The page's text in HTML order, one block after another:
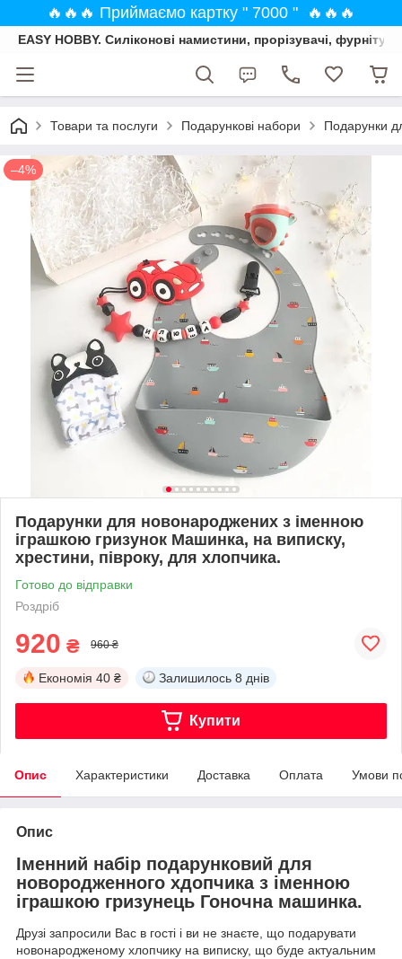
🔥🔥🔥 Приймаємо картку " 7000 " 🔥🔥🔥
EASY HOBBY. Силіконові намистини, прорізувачі,
Товари та послуги Подарункові набори Подарунки
–4%
Подарунки для новонароджених з іменною
іграшкою гризунок Машинка, на виписку,
хрестини, півроку, для хлопчика.
Готово до відправки
Роздріб
920 ₴ 960 ₴
Економія 40 ₴ Залишилось 8 днів
Купити
Опис Характеристики Доставка Оплата Умови
Опис
Іменний набір подарунковий для
новородженного хдопчика з іменною
іграшкою гризунець Гоночна машинка.
Друзі запросили Вас в гості і ви не знаєте, що подарувати
новонародженому хлопчику на виписку, що буде актуальним